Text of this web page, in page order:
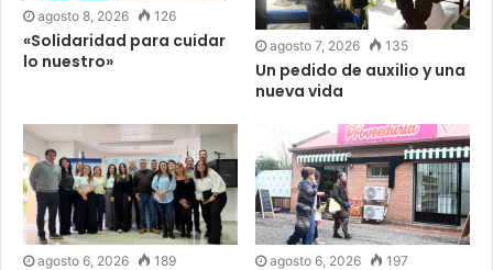
agosto 8, 2026 126
«Solidaridad para cuidar
lo nuestro»
agosto 7, 2026 135
Un pedido de auxilio y una
nueva vida
agosto 6, 2026 189 agosto 6, 2026 197